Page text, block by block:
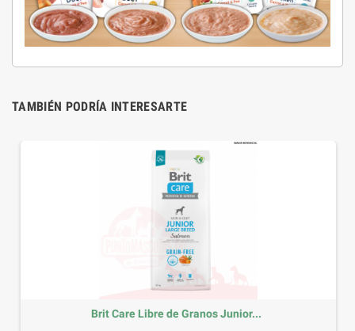
TAMBIÉN PODRÍA INTERESARTE
Brit Care Libre de Granos Junior...